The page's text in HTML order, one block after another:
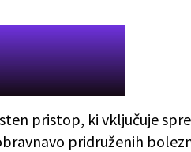
pristop, ki vključuje
pridruženih